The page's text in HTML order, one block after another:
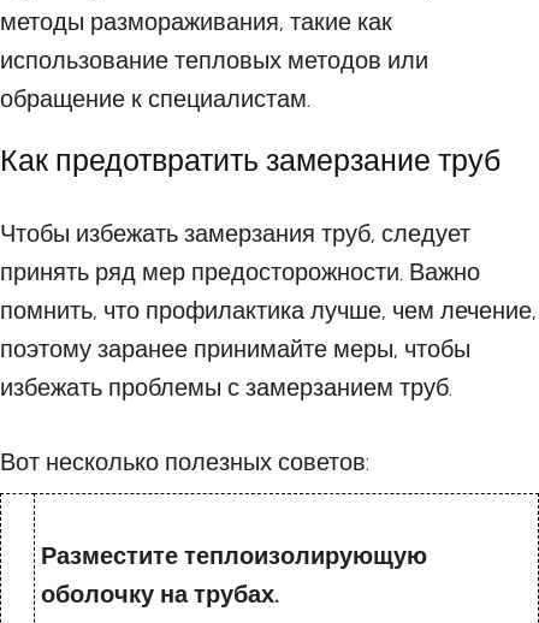
методы размораживания, такие как
использование тепловых методов или
обращение к специалистам.
Как предотвратить замерзание труб
Чтобы избежать замерзания труб, следует
принять ряд мер предосторожности. Важно
помнить, что профилактика лучше, чем лечение,
поэтому заранее принимайте меры, чтобы
избежать проблемы с замерзанием труб.
Вот несколько полезных советов:
Разместите теплоизолирующую
оболочку на трубах.